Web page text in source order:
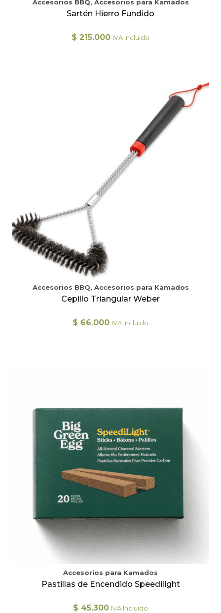
Accesorios BBQ, Accesorios para Kamados
Sartén Hierro Fundido
$ 215.000 IVA Incluido
Accesorios BBQ, Accesorios para Kamados
Cepillo Triangular Weber
$ 66.000 IVA Incluido
Accesorios para Kamados
Pastillas de Encendido Speedilight
$ 45.300 IVA Incluido